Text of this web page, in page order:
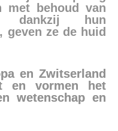
met behoud van
dankzij hun
geven ze de huid
en Zwitserland
en vormen het
wetenschap en